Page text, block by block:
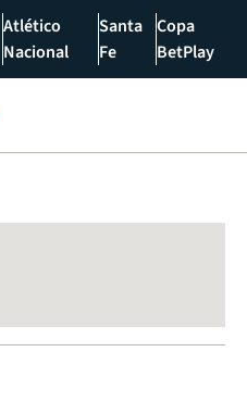
Atlético
Nacional
Santa
Fe
Copa
BetPlay